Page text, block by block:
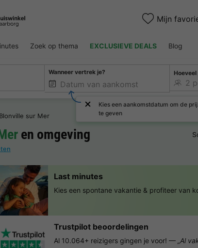
Mijn
Zoek op thema EXCLUSIEVE DEALS Blog
Wanneer vertrek je?
Kies een aankomstdatum om de
te geven
Blonville sur Mer
en omgeving
Last minutes
Kies een spontane vakantie & profiteer van
Trustpilot beoordelingen
Al 10.064+ reizigers gingen je voor! — „Al